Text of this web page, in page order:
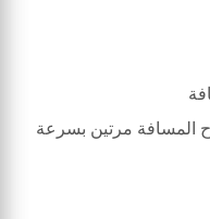
المسافة مرتين بسرعة